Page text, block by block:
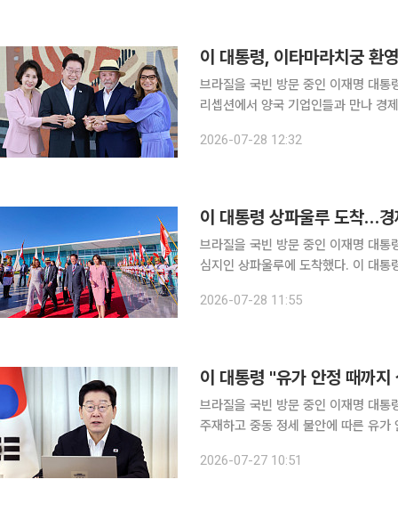
브라질을 국빈 방문 중인 이재명 대
리셉션에서 양국 기업인들과 만나 경
이나시우 룰라 다시우바 대통령과 잔
2026-07-28 12:32
이 대통령 상파울루 도착…
브라질을 국빈 방문 중인 이재명 대
심지인 상파울루에 도착했다. 이 대통령과 김혜경 여사가 탑승한 공군 1호기는 이날 오후 9시 39분
브라질 협의회장과 브라질 측 네우손
2026-07-28 11:55
브라질을 국빈 방문 중인 이재명 대
주재하고 중동 정세 불안에 따른 유
방식의 수석·보좌관회의 모두발언에
2026-07-27 10:51